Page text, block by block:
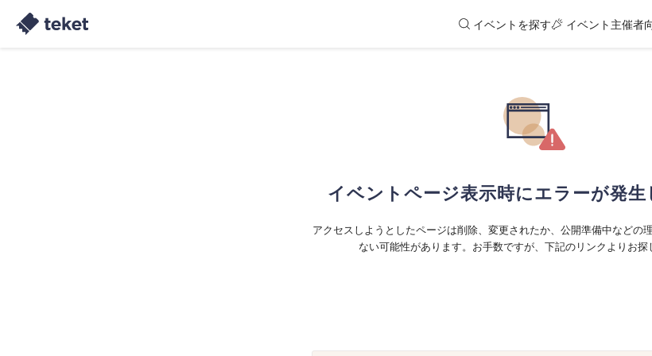
イベントを探す イベント主催者
イベントページ表示時にエラーが発生
アクセスしようとしたページは削除、変更されたか、公開準備中などの
ない可能性があります。お手数ですが、下記のリンクよりお探